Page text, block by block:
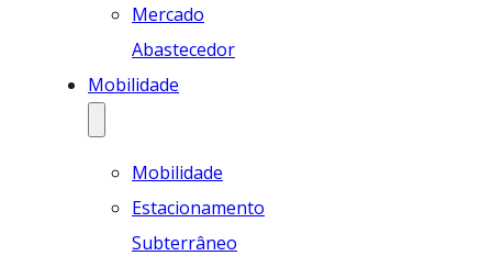
Mercado
Abastecedor
Mobilidade
Mobilidade
Estacionamento
Subterrâneo